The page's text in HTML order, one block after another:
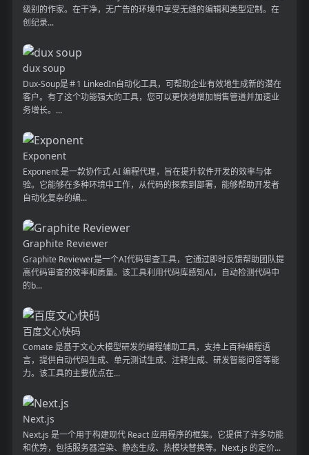
级别的作家。在干净，无广告的环境中享受无缝的编辑和类型定制。在
创纪录...
dux soup
Dux-Soup是＃1 LinkedIn自动化工具，可帮助企业有效地生成新的潜在
客户。有了这个功能强大的工具，您可以更快地增加销售管道并加速业
务增长。...
Exponent
Exponent 是一款协作式 AI 编程代理，旨在提升软件开发的效率与体
验。它能够在多种环境中工作，从代码的探索到部署，能够帮助开发者
自动化复杂的编...
Graphite Reviewer
Graphite Reviewer是一个AI代码审查工具，它通过即时反馈帮助团队提
高代码审查的效率和质量。该工具利用代码库感知AI，自动检测代码中
的b...
百度文心快码
Comate 是基于文心大模型研发的编程辅助工具，支持上百种编程语
言，提供自动代码生成、单元测试生成、注释生成、研发智能问答等能
力。该工具的主要优点在...
Next.js
Next.js 是一个用于构建现代 React 应用程序的框架。它提供了许多功能
和优势，包括服务器渲染、静态生成、热模块替换等。Next.js 的定价...